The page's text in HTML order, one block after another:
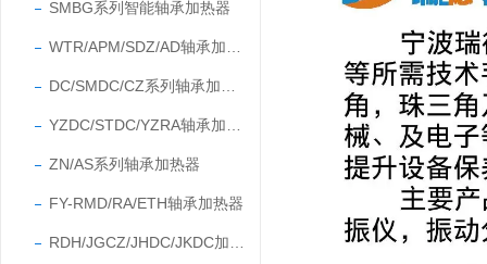
SMBG系列智能轴承加热器
ZN/AS系列轴承加热器
FY-RMD/RA/ETH轴承加热器